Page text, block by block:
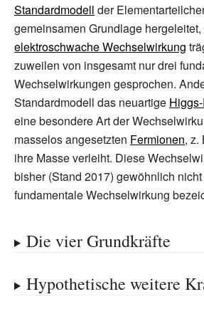
Standardmodell der
gemeinsamen Grundlage
elektroschwache Wechselwirkung
zuweilen von insgesamt nur drei
Wechselwirkungen gesprochen.
Standardmodell das neuartige
eine besondere Art der
masselos angesetzten Fermionen, z.
ihre Masse verleiht. Diese
bisher (Stand 2017) gewöhnlich
fundamentale Wechselwirkung
Die vier Grundkräfte
Hypothetische weitere